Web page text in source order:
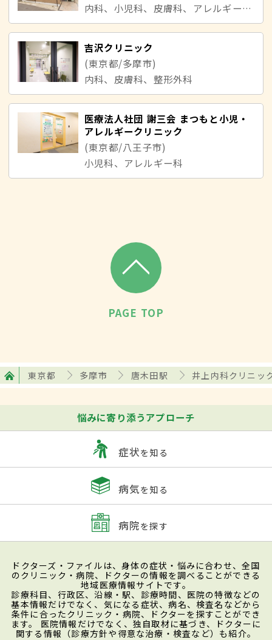
内科、小児科、皮膚科、アレルギー科、消化器内科
吉沢クリニック
(東京都/多摩市)
内科、皮膚科、整形外科
医療法人社団 謝三会 まつもと小児・
アレルギークリニック
(東京都/八王子市)
小児科、アレルギー科
PAGE TOP
東京都 多摩市 唐木田駅 井上内科クリニッ
悩みに寄り添うアプローチ
症状を知る
病気を知る
病院を探す
ドクターズ・ファイルは、身体の症状・悩みに合わせ、全国
のクリニック・病院、ドクターの情報を調べることができる
地域医療情報サイトです。
診療科目、行政区、沿線・駅、診療時間、医院の特徴などの
基本情報だけでなく、気になる症状、病名、検査名などから
条件に合ったクリニック・病院、ドクターを探すことができ
ます。 医院情報だけでなく、独自取材に基づき、ドクターに
関する情報（診療方針や得意な治療・検査など）も紹介。